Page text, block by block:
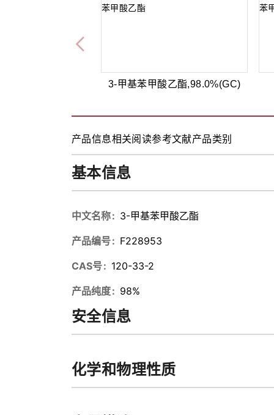
3-甲基苯甲酸乙酯,98.0%(GC)
产品信息相关阅读参考文献产品类别
基本信息
中文名称 3-甲基苯甲酸乙酯
产品编号 F228953
CAS号 120-33-2
产品纯度 98%
安全信息
化学和物理性质